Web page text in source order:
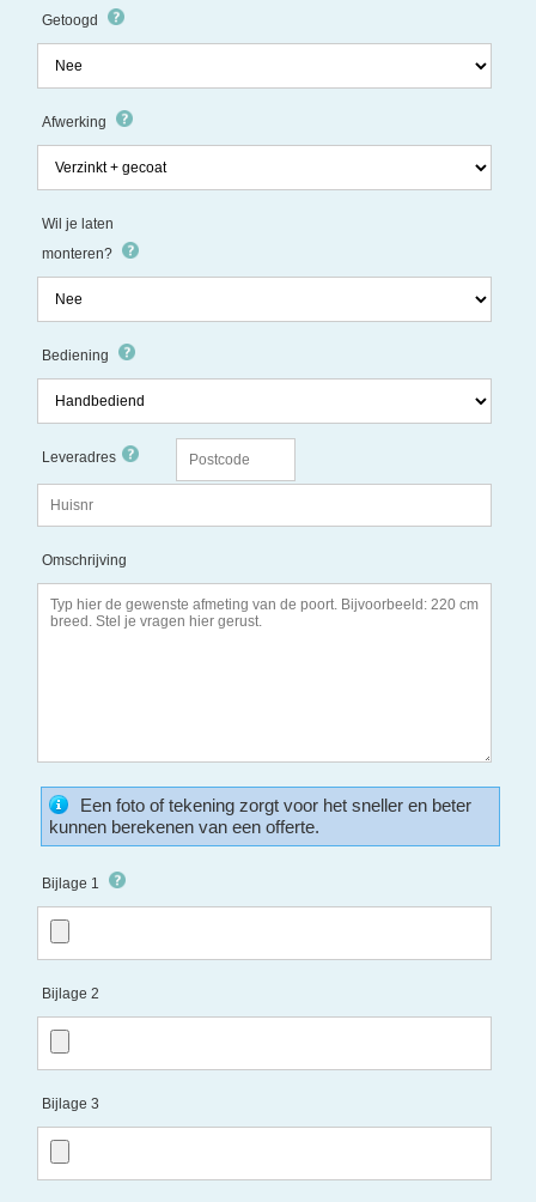
Getoogd
Afwerking
Wil je laten
monteren?
Bediening
Leveradres
Omschrijving
Een foto of tekening zorgt voor het sneller en beter
kunnen berekenen van een offerte.
Bijlage 1
Bijlage 2
Bijlage 3